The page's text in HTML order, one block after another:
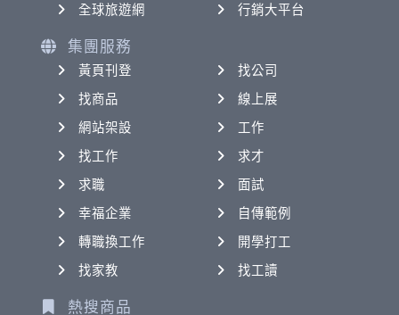
全球旅遊網
行銷大平台
集團服務
黃頁刊登
找公司
找商品
線上展
網站架設
工作
找工作
求才
求職
面試
幸福企業
自傳範例
轉職換工作
開學打工
找家教
找工讀
熱搜商品